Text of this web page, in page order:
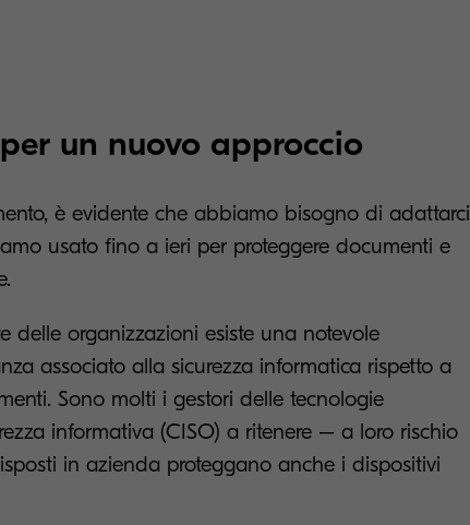
un nuovo approccio
è evidente che abbiamo bisogno di adattarci
usato fino a ieri per proteggere documenti e
delle organizzazioni esiste una notevole
associato alla sicurezza informatica rispetto a
Sono molti i gestori delle tecnologie
informativa (CISO) a ritenere – a loro rischio
in azienda proteggano anche i dispositivi